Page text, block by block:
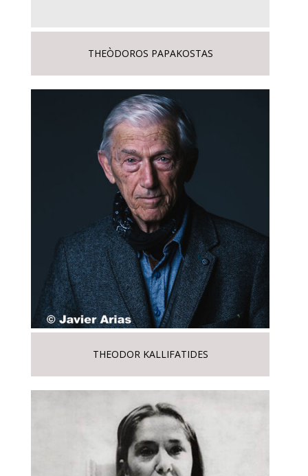
THEÒDOROS PAPAKOSTAS
THEODOR KALLIFATIDES